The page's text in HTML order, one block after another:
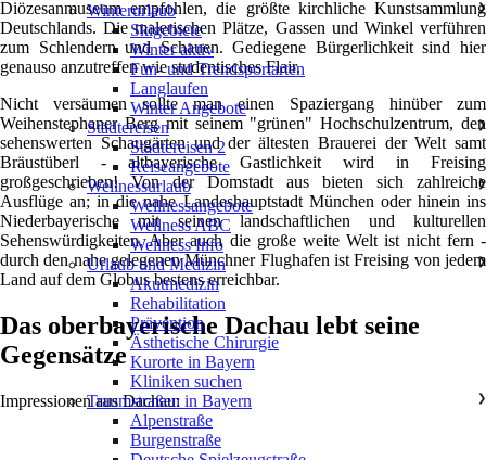
Diözesanmuseum empfohlen, die größte kirchliche Kunstsammlung
Deutschlands. Die malerischen Plätze, Gassen und Winkel verführen
zum Schlendern und Schauen. Gediegene Bürgerlichkeit sind hier
genauso anzutreffen wie studentisches Flair.
Nicht versäumen sollte man einen Spaziergang hinüber zum
Weihenstephaner Berg mit seinem "grünen" Hochschulzentrum, den
sehenswerten Schaugärten und der ältesten Brauerei der Welt samt
Bräustüberl - altbayerische Gastlichkeit wird in Freising
großgeschrieben! Von der Domstadt aus bieten sich zahlreiche
Ausflüge an; in die nahe Landeshauptstadt München oder hinein ins
Niederbayerische mit seinen landschaftlichen und kulturellen
Sehenswürdigkeiten. Aber auch die große weite Welt ist nicht fern -
durch den nahe gelegenen Münchner Flughafen ist Freising von jedem
Land auf dem Globus bestens erreichbar.
Das oberbayerische Dachau lebt seine
Gegensätze
Impressionen aus Dachau:
Winterurlaub
❯
Skigebiete
Winter aktiv
Fun- und Trendsportarten
Langlaufen
Winter Angebote
Städtereisen
❯
Städtereisen 2
Reiseangebote
Wellnessurlaub
❯
Wellnessangebote
Wellness ABC
Wellness Info
Urlaub und Medizin
❯
Akutmedizin
Rehabilitation
Prävention
Ästhetische Chirurgie
Kurorte in Bayern
Kliniken suchen
Traumstraßen in Bayern
❯
Alpenstraße
Burgenstraße